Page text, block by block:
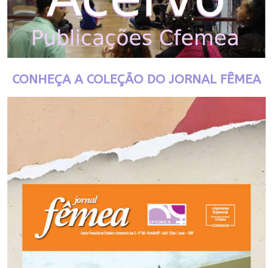
CONHEÇA A COLEÇÃO DO JORNAL FÊMEA